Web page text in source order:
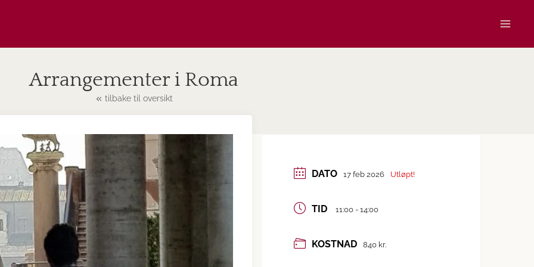
Arrangementer i Roma
tilbake til oversikt
DATO 17 feb 2026 Utløpt!
TID 11:00 - 14:00
KOSTNAD 840 kr.